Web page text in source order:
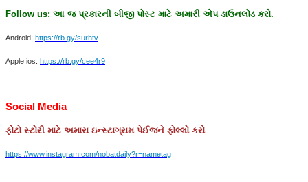
Follow us: આ જ પ્રકારની બીજી પોસ્ટ માટે અમારી એપ ડાઉનલોડ કરો.
Android: https://rb.gy/surhtv
Apple ios: https://rb.gy/cee4r9
Social Media
ફોટો સ્ટોરી માટે અમારા ઇન્સ્ટાગ્રામ પેઈજને ફોલ્લો કરો
https://www.instagram.com/nobatdaily?r=nametag